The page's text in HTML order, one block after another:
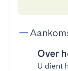
Over
U dient